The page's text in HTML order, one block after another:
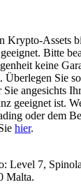
Krypto-Assets
Bitte
keine
Sie
angesichts
geeignet ist.
oder dem
hier.
Level 7,
Malta.